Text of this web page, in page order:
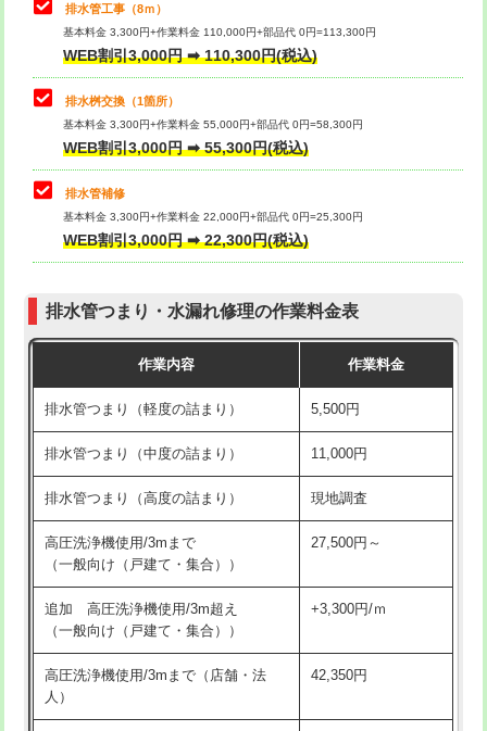
マス交換（深さ50㎝未満）
マス交換（深さ50㎝以上） 66,000円
コンクリート斫り（厚さ10㎝まで）
コンクリート斫り（厚さ10㎝超え）
モルタル補修（厚さ10㎝まで）
モルタル補修（厚さ10㎝超え）
追加人工 16,500円
現場見積
※給水管工事は20mmまでの価格です。
その他部品の脱着
交換・取付（タンク） 22,000円+材料費
交換・取付(単水栓（壁付・デッキ
式）)
交換・取付(混合水栓（壁付・デッキ
式・ワンホール）)
16,500円+材料費
交換・取付(排水栓・排水トラップ
交換・取付（その他部品） 11,000円+材料費
持込商品取付（単水栓） 13,200円
持込商品取付（混合水栓） 16,500円
持込商品取付（浄水器・分岐水栓） 16,500円
給水管工事※（ホール加工) 16,500円
給水管工事※（バンド止め) 3,300円
給水管工事※（支持金具設置)
給水管工事※（保温材使用（バンド止
め込み）)
5,500円
給水管工事※（土の掘削・埋め戻し作
業)
11,000円
排水管工事（8ｍ）
基本料金 3,300円+作業料金 110,000円+部品代 0円=113,300円
WEB割引3,000円 ➡ 110,300円(税込)
排水桝交換（1箇所）
基本料金 3,300円+作業料金 55,000円+部品代 0円=58,300円
WEB割引3,000円 ➡ 55,300円(税込)
排水管補修
基本料金 3,300円+作業料金 22,000円+部品代 0円=25,300円
WEB割引3,000円 ➡ 22,300円(税込)
排水管つまり・水漏れ修理の作業料金表
作業内容 作業料金
排水管つまり（軽度の詰まり） 5,500円
排水管つまり（中度の詰まり） 11,000円
排水管つまり（高度の詰まり） 現地調査
高圧洗浄機使用/3mまで
（一般向け（戸建て・集合））
27,500円～
追加 高圧洗浄機使用/3m超え
（一般向け（戸建て・集合））
+3,300円/ｍ
高圧洗浄機使用/3mまで（店舗・法
人）
42,350円